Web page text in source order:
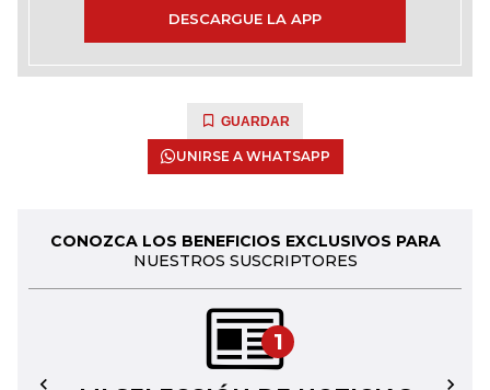
DESCARGUE LA APP
GUARDAR
UNIRSE A WHATSAPP
CONOZCA LOS BENEFICIOS EXCLUSIVOS PARA
NUESTROS SUSCRIPTORES
1